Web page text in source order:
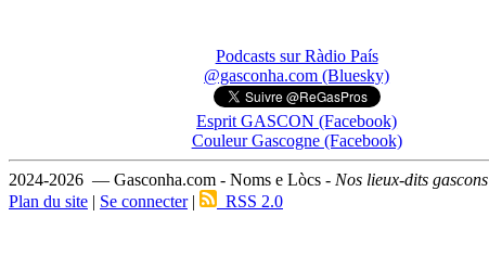
Podcasts sur Ràdio País
@gasconha.com (Bluesky)
Esprit GASCON (Facebook)
Couleur Gascogne (Facebook)
2024-2026 — Gasconha.com - Noms e Lòcs - Nos lieux-dits gascons
Plan du site | Se connecter| RSS 2.0